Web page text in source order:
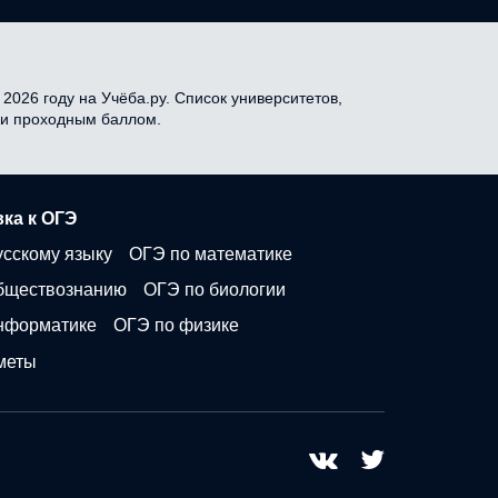
году на Учёба.ру. Список университетов,
проходным баллом.
к ОГЭ
языку
ОГЭ по математике
ОГЭ по биологии
ОГЭ по физике